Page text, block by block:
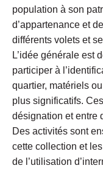
population à son
d’appartenance et
différents volets et
L’idée générale est
participer à
quartier, matériels
plus significatifs.
désignation et entre
Des activités sont
cette collection et
de l’utilisation